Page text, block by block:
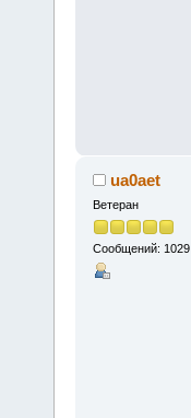
ua0aet
Ветеран
Сообщений: 1029